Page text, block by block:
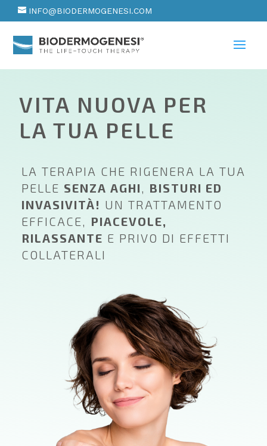
INFO@BIODERMOGENESI.COM
VITA NUOVA PER
LA TUA PELLE
LA TERAPIA CHE RIGENERA LA TUA
PELLE SENZA AGHI, BISTURI ED
INVASIVITÀ! UN TRATTAMENTO
EFFICACE, PIACEVOLE,
RILASSANTE E PRIVO DI EFFETTI
COLLATERALI